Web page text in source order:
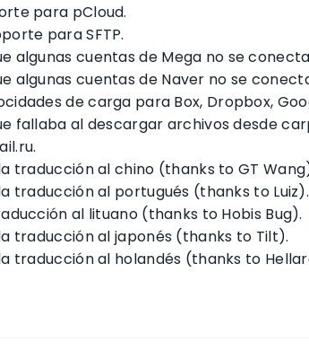
para pCloud.
para SFTP.
algunas cuentas de Mega no se
algunas cuentas de Naver no se
de carga para Box, Dropbox,
fallaba al descargar archivos desde
traducción al chino (thanks to GT
traducción al portugués (thanks to Luiz).
al lituano (thanks to Hobis Bug).
traducción al japonés (thanks to Tilt).
traducción al holandés (thanks to